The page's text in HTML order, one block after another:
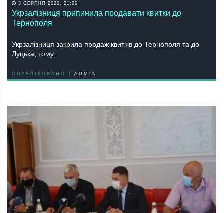
3 СЕРПНЯ 2020, 21:00
Укрзалізниця припинила продавати квитки до
Тернополя
Укрзалізниця закрила продаж квитків до Тернополя та до
Луцька, тому…
ОПУБЛІКОВАНО | ADMIN